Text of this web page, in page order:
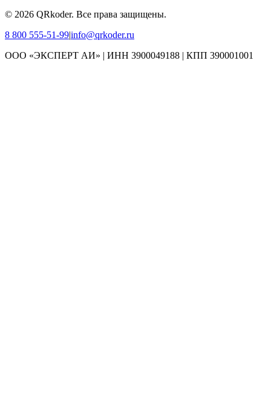
© 2026 QRkoder. Все права защищены.
8 800 555-51-99|info@qrkoder.ru
ООО «ЭКСПЕРТ АИ» | ИНН 3900049188 | КПП 390001001